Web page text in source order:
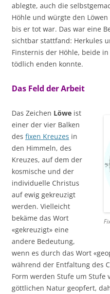
ablegte, auch die
Höhle und würgte den
bis er tot war. Das war eine
sichtbar stattfand: Herkules
Finsternis der Höhle, beide
tödlich enden konnte.
Das Feld der Arbeit
Das Zeichen Löwe ist
einer der vier Balken
des fixen Kreuzes in
den Himmeln, des
Kreuzes, auf dem der
kosmische und der
individuelle Christus
auf ewig gekreuzigt
werden. Vielleicht
bekäme das Wort
«gekreuzigt» eine
andere Bedeutung,
wenn es durch das Wort
während der Entfaltung des
Form werden Stufe um Stufe
göttlichen Natur geopfert,